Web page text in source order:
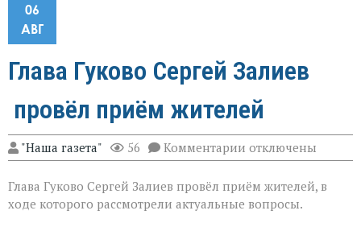
06
АВГ
Глава Гуково Сергей Залиев
провёл приём жителей
"Наша газета" 56 Комментарии к
записи
Гуково
Сергей
Залиев
отключены
Глава Гуково Сергей Залиев провёл приём жителей, в
ходе которого рассмотрели актуальные вопросы.